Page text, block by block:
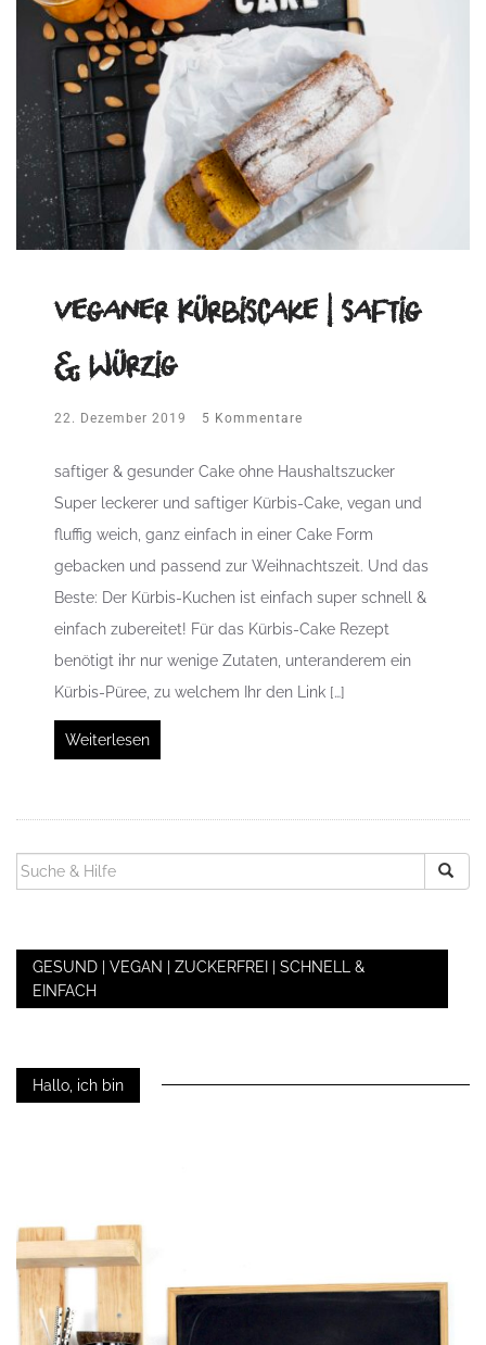
veganer Kürbiscake | saftig
& würzig
22. Dezember 2019 5 Kommentare
saftiger & gesunder Cake ohne Haushaltszucker
Super leckerer und saftiger Kürbis-Cake, vegan und
fluffig weich, ganz einfach in einer Cake Form
gebacken und passend zur Weihnachtszeit. Und das
Beste: Der Kürbis-Kuchen ist einfach super schnell &
einfach zubereitet! Für das Kürbis-Cake Rezept
benötigt ihr nur wenige Zutaten, unteranderem ein
Kürbis-Püree, zu welchem Ihr den Link […]
Weiterlesen
SUCHEN
NACH:
GESUND | VEGAN | ZUCKERFREI | SCHNELL &
EINFACH
Hallo, ich bin